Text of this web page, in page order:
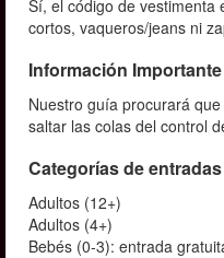
Sí, el código de vestimenta
cortos, vaqueros/jeans ni
Información Importante
Nuestro guía procurará
saltar las colas del control
Categorías de entradas
Adultos (12+)
Adultos (4+)
Bebés (0-3): entrada